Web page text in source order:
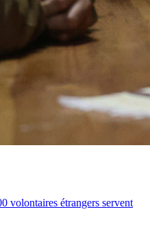
volontaires étrangers servent